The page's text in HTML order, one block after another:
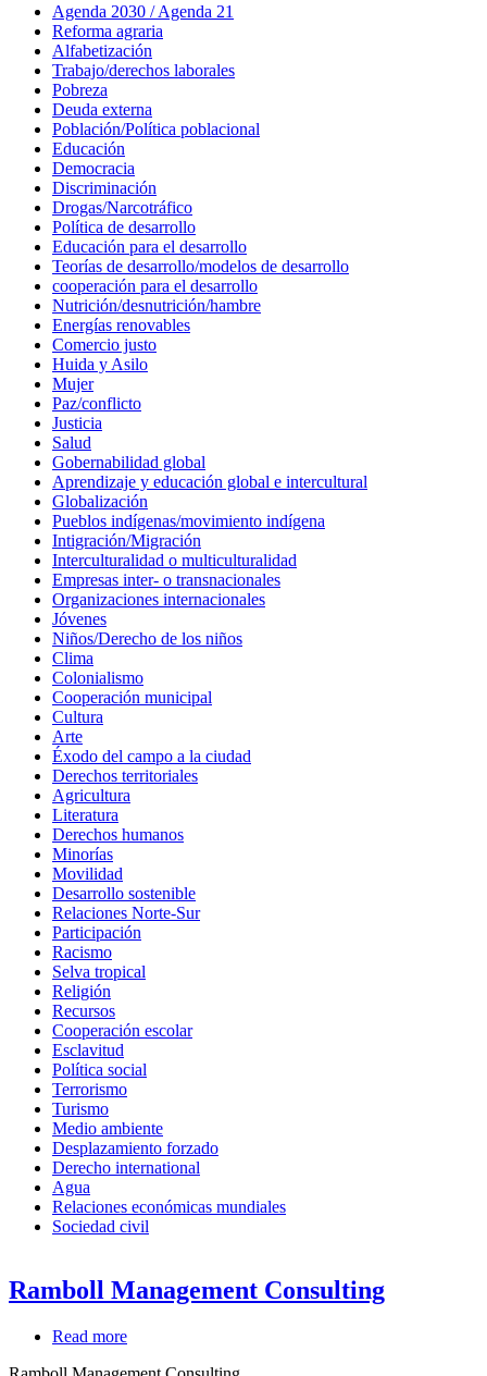
Agenda 2030 / Agenda 21
Reforma agraria
Alfabetización
Trabajo/derechos laborales
Pobreza
Deuda externa
Población/Política poblacional
Educación
Democracia
Discriminación
Drogas/Narcotráfico
Política de desarrollo
Educación para el desarrollo
Teorías de desarrollo/modelos de desarrollo
cooperación para el desarrollo
Nutrición/desnutrición/hambre
Energías renovables
Comercio justo
Huida y Asilo
Mujer
Paz/conflicto
Justicia
Salud
Gobernabilidad global
Aprendizaje y educación global e intercultural
Globalización
Pueblos indígenas/movimiento indígena
Intigración/Migración
Interculturalidad o multiculturalidad
Empresas inter- o transnacionales
Organizaciones internacionales
Jóvenes
Niños/Derecho de los niños
Clima
Colonialismo
Cooperación municipal
Cultura
Arte
Éxodo del campo a la ciudad
Derechos territoriales
Agricultura
Literatura
Derechos humanos
Minorías
Movilidad
Desarrollo sostenible
Relaciones Norte-Sur
Participación
Racismo
Selva tropical
Religión
Recursos
Cooperación escolar
Esclavitud
Política social
Terrorismo
Turismo
Medio ambiente
Desplazamiento forzado
Derecho international
Agua
Relaciones económicas mundiales
Sociedad civil
Ramboll Management Consulting
Read more